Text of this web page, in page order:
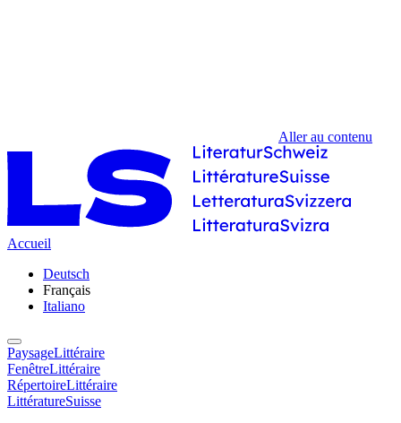
Aller au contenu
Accueil
Deutsch
Français
Italiano
PaysageLittéraire
FenêtreLittéraire
RépertoireLittéraire
LittératureSuisse